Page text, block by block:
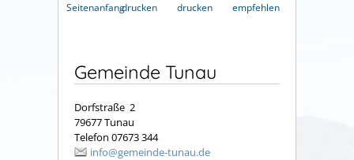
Seitenanfangdrucken
drucken
empfehlen
Gemeinde Tunau
Dorfstraße 2
79677 Tunau
Telefon 07673 344
info@gemeinde-tunau.de